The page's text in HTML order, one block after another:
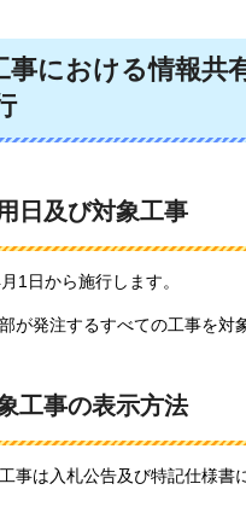
事における情報共
日及び対象工事
1日から施行します。
が発注するすべての工事を対
工事の表示方法
事は入札公告及び特記仕様書